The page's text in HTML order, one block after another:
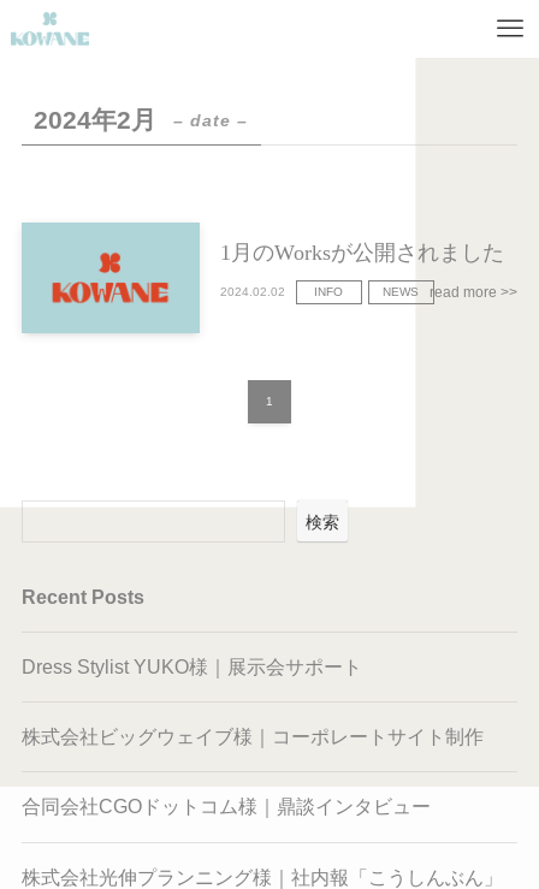
2024年2月 – date –
1月のWorksが公開されました
2024.02.02 INFO NEWS
1
検索
Recent Posts
Dress Stylist YUKO様｜展示会サポート
株式会社ビッグウェイブ様｜コーポレートサイト制作
合同会社CGOドットコム様｜鼎談インタビュー
株式会社光伸プランニング様｜社内報「こうしんぶん」